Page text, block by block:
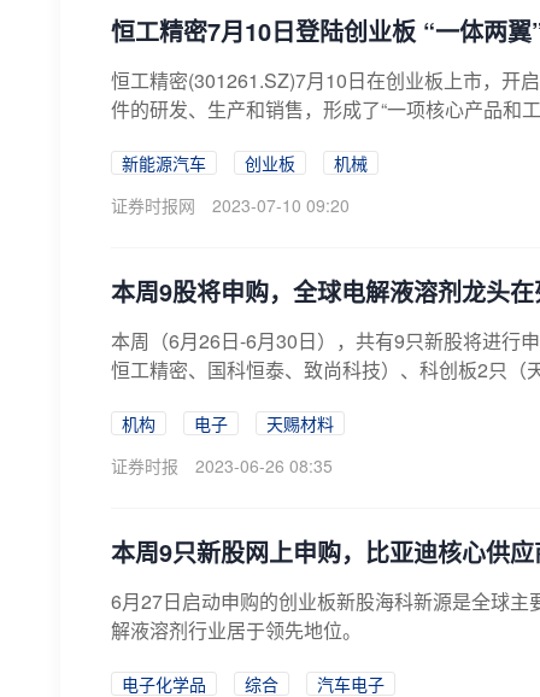
恒工精密7月10日登陆创业板 “一体两
恒工精密(301261.SZ)7月10日在创业板上市，开
件的研发、生产和销售，形成了“一项核心产品和
新能源汽车 创业板
机械
证券时报网
2023-07-10 09:20
本周9股将申购，全球电解液溶剂龙头
本周（6月26日-6月30日），共有9只新股将进行
恒工精密、国科恒泰、致尚科技）、科创板2只（
机构 电子
天赐材料
证券时报
2023-06-26 08:35
本周9只新股网上申购，比亚迪核心供
6月27日启动申购的创业板新股海科新源是全球
解液溶剂行业居于领先地位。
电子化学品 综合
汽车电子